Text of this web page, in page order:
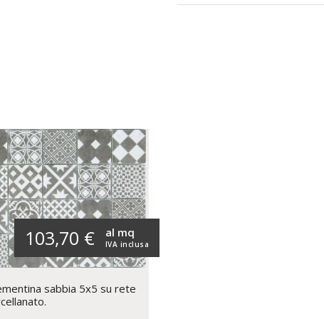
103,70 € IVA inclusa
al mq
sabbia 5x5 su rete